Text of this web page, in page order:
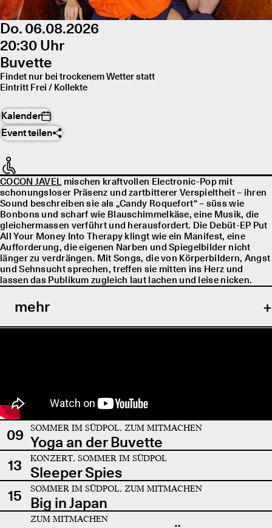
Do. 06.08.2026
20:30 Uhr
Buvette
Findet nur bei trockenem Wetter statt
Eintritt Frei / Kollekte
Kalender
Event teilen
COCON JAVELmischen kraftvollen Electronic-Pop mit
schonungsloser Präsenz und zartbitterer Verspieltheit – ihren
Sound beschreiben sie als „Candy Roquefort“ – süss wie
Bonbons und scharf wie Blauschimmelkäse, eine Musik, die
gleichermassen verführt und herausfordert. Die Debüt-EP Put
All Your Money Into Therapy klingt wie ein Manifest, eine
Aufforderung, die eigenen Narben und Spiegelbilder nicht
länger zu verdrängen. Mit Songs, die von Körperbildern, Angst
und Sehnsucht sprechen, treffen sie mitten ins Herz und
lassen das Publikum zugleich laut lachen und leise nicken.
mehr
09 SOMMER IM SÜDPOL, ZUM MITMACHEN
Yoga an der Buvette
13
KONZERT, SOMMER IM SÜDPOL
Sleeper Spies
15
SOMMER IM SÜDPOL, ZUM MITMACHEN
Big in Japan
ZUM MITMACHEN